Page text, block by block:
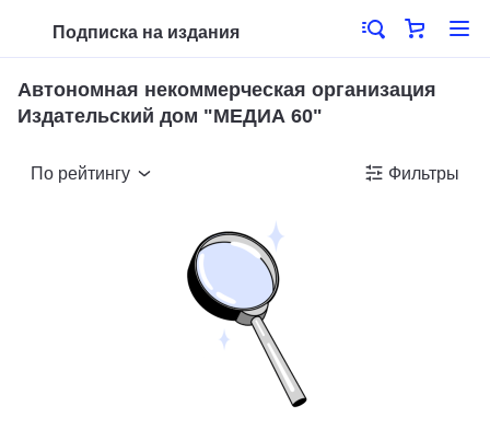
Подписка на издания
Автономная некоммерческая организация
Издательский дом "МЕДИА 60"
По рейтингу Фильтры